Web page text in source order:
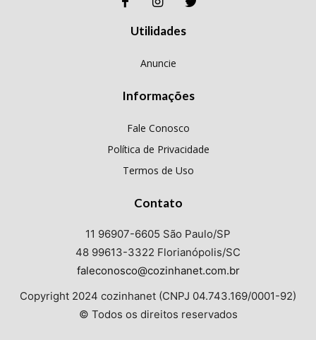
Utilidades
Anuncie
Informações
Fale Conosco
Política de Privacidade
Termos de Uso
Contato
11 96907-6605 São Paulo/SP
48 99613-3322 Florianópolis/SC
faleconosco@cozinhanet.com.br
Copyright 2024 cozinhanet (CNPJ 04.743.169/0001-92)
© Todos os direitos reservados